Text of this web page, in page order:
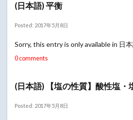
(日本語) 平衡
Posted: 2017年5月8日
Sorry, this entry is only available in 日
0 comments
(日本語) 【塩の性質】酸性塩・
Posted: 2017年5月8日